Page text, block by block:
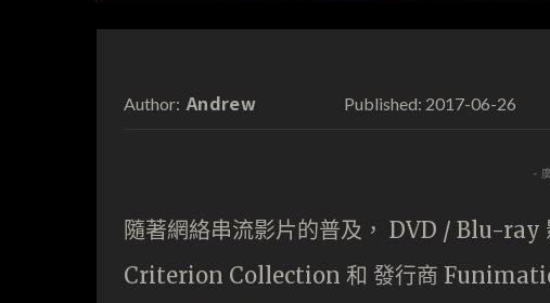
Author: Andrew Published: 2017-06-26
-
隨著網絡串流影片的普及， DVD / Blu-ray
Criterion Collection 和 發行商